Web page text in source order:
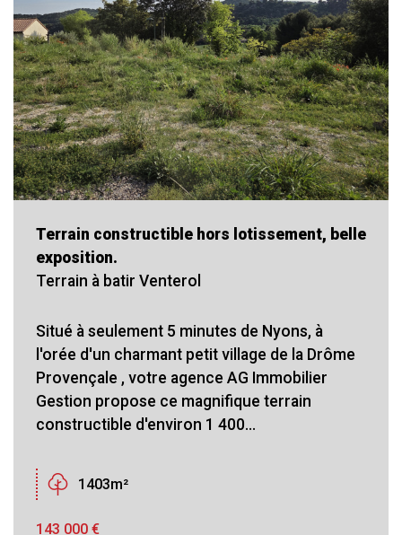
Terrain constructible hors lotissement, belle
exposition.
Terrain à batir Venterol
Situé à seulement 5 minutes de Nyons, à
l'orée d'un charmant petit village de la Drôme
Provençale , votre agence AG Immobilier
Gestion propose ce magnifique terrain
constructible d'environ 1 400...
1403m²
143 000 €